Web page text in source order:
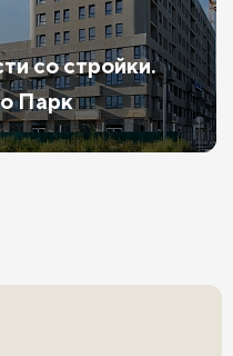
со стройки.
Парк